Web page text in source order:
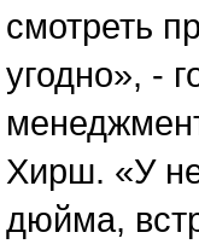
смотреть
угодно», -
Хирш. «У
дюйма,